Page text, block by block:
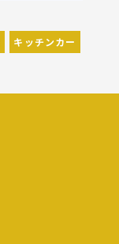
キッチンカー